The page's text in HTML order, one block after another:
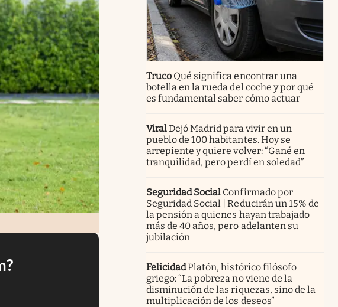
Truco Qué significa encontrar una
botella en la rueda del coche y por qué
es fundamental saber cómo actuar
ViralDejó Madrid para vivir en un
pueblo de 100 habitantes. Hoy se
arrepiente y quiere volver: “Gané en
tranquilidad, pero perdí en soledad”
Seguridad Social Confirmado por
Seguridad Social | Reducirán un 15% de
la pensión a quienes hayan trabajado
más de 40 años, pero adelanten su
jubilación
FelicidadPlatón, histórico filósofo
griego: “La pobreza no viene de la
disminución de las riquezas, sino de la
multiplicación de los deseos”